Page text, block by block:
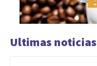
Ultimas noticias